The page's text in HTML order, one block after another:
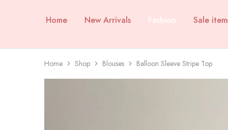
Home New Arrivals Fashion Sale
Home Shop Blouses Balloon Sleeve Stripe Top